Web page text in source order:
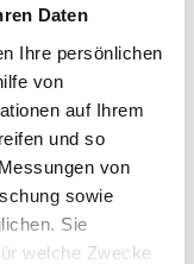
Daten
Ihre persönlichen
von
auf Ihrem
und so
von
sowie
Sie
welche Zwecke